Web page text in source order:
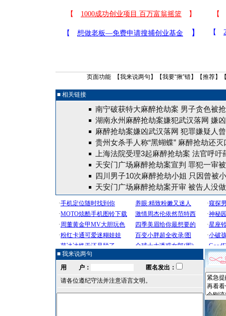
页面功能 【我来说两句 】【我要“揪”错】【推荐】
■ 相关链接
南宁破获特大麻醉抢劫案 男子贪色被
湖南永州麻醉抢劫案嫌犯武汉落网 嫌
麻醉抢劫案嫌凶武汉落网 犯罪嫌疑人
贵州女杀手人称“黑蝴蝶” 麻醉抢劫还灭
上海法院受理3起麻醉抢劫案 法官呼吁
天安门广场麻醉抢劫案宣判 罪犯一审
四川男子10次麻醉抢劫小姐 只因曾被
天安门广场麻醉抢劫案开审 被告人没
■ 我来说两句
用 户：
匿名发出：
请各位遵纪守法并注意语言文明。